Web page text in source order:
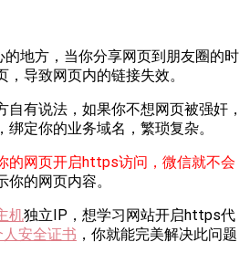
地方，当你分享网页到朋友圈的时
导致网页内的链接失效。
自有说法，如果你不想网页被强奸，
定你的业务域名，繁琐复杂。
的网页开启https访问，微信就不会
你的网页内容。
机独立IP，想学习网站开启https代
安全证书 ，你就能完美解决此问题